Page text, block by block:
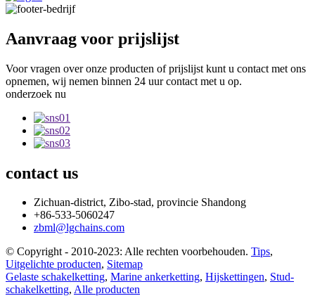
Aanvraag voor prijslijst
Voor vragen over onze producten of prijslijst kunt u contact met ons
opnemen, wij nemen binnen 24 uur contact met u op.
onderzoek nu
contact us
Zichuan-district, Zibo-stad, provincie Shandong
+86-533-5060247
zbml@lgchains.com
© Copyright - 2010-2023: Alle rechten voorbehouden. Tips,
Uitgelichte producten, Sitemap
Gelaste schakelketting, Marine ankerketting, Hijskettingen, Stud-
schakelketting, Alle producten